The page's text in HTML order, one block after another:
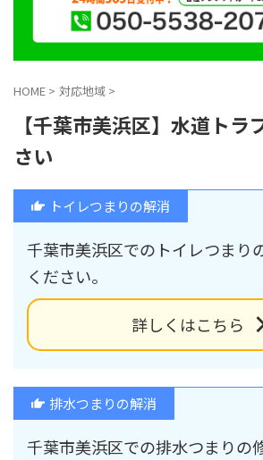
HOME > 対応地域 >
【千葉市美浜区】水道トラ
さい
トイレつまりの解消
千葉市美浜区でのトイレつまり
ください。
詳しくはこちら
排水つまりの解消
千葉市美浜区での排水つまりの